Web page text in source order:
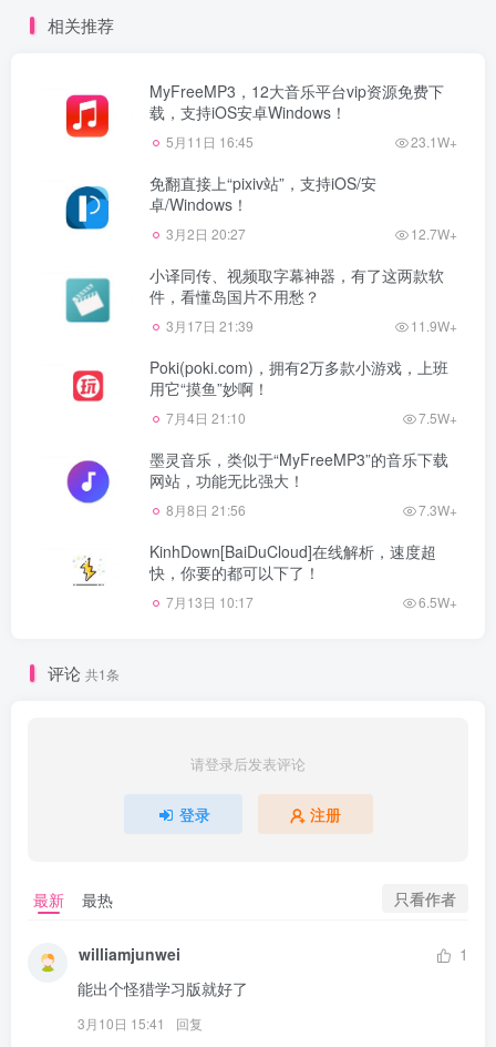
相关推荐
MyFreeMP3，12大音乐平台vip资源免费下
载，支持iOS安卓Windows！
5月11日 16:45 23.1W+
免翻直接上“pixiv站”，支持iOS/安
卓/Windows！
3月2日 20:27 12.7W+
小译同传、视频取字幕神器，有了这两款软
件，看懂岛国片不用愁？
3月17日 21:39 11.9W+
Poki(poki.com)，拥有2万多款小游戏，上班
用它“摸鱼”妙啊！
7月4日 21:10 7.5W+
墨灵音乐，类似于“MyFreeMP3”的音乐下载
网站，功能无比强大！
8月8日 21:56 7.3W+
KinhDown[BaiDuCloud]在线解析，速度超
快，你要的都可以下了！
7月13日 10:17 6.5W+
评论 共1条
请登录后发表评论
登录 注册
最新 最热 只看作者
williamjunwei
1
能出个怪猎学习版就好了
3月10日 15:41 回复